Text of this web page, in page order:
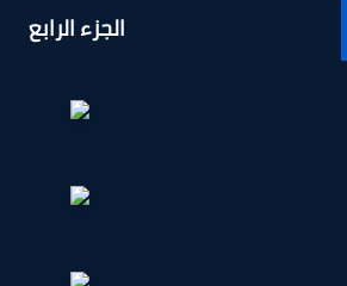
الجزء الرابع